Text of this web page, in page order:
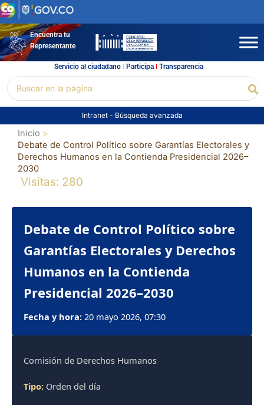
Ir
al
contenidoEncuentra tu
Representante
Servicio al ciudadano l Participal Transparencia
por:
Intranet - Búsqueda avanzada
Inicio
Debate de Control Político sobre Garantías Electorales y
Derechos Humanos en la Contienda Presidencial 2026–
2030
Visitas: 280
Debate de Control Político sobre
Garantías Electorales y Derechos
Humanos en la Contienda
Presidencial 2026–2030
Fecha y hora: 20 mayo 2026, 07:30
Comisión de Derechos Humanos
Tipo: Orden del día